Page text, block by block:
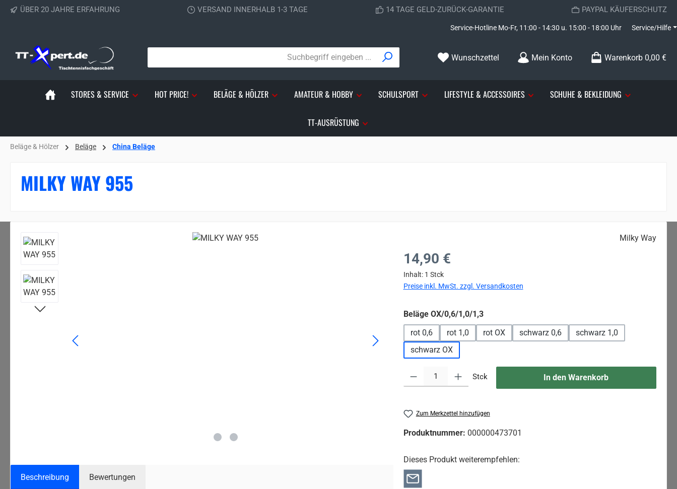
Hauptinhalt springen
Zur Suche springen
Zur Hauptnavigation springen
ÜBER 20 JAHRE ERFAHRUNG VERSAND INNERHALB 1-3 TAGE 14 TAGE GELD-ZURÜCK-GARANTIE PAYPAL KÄUFERSCHUTZ
Service-Hotline Mo-Fr, 11:00 - 14:30 u. 15:00 - 18:00 Uhr Service/Hilfe
Wunschzettel Mein Konto Warenkorb 0,00 €
STORES & SERVICE HOT PRICE! BELÄGE & HÖLZER AMATEUR & HOBBY SCHULSPORT LIFESTYLE & ACCESSOIRES SCHUHE & BEKLEIDUNG
TT-AUSRÜSTUNG
Beläge & Hölzer Beläge China Beläge
MILKY WAY 955
Bildergalerie überspringen
Beschreibung Bewertungen
Milky Way
Regulärer Preis:
14,90 €
Inhalt: 1 Stck
Preise inkl. MwSt. zzgl. Versandkosten
Beläge OX/0,6/1,0/1,3auswählen
rot 0,6
rot 1,0 rot OX schwarz 0,6
schwarz 1,0
schwarz OX
Stck In den Warenkorb
Zum Merkzettel hinzufügen
Produktnummer: 000000473701
Dieses Produkt weiterempfehlen: